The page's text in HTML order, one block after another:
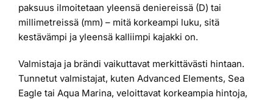
paksuus ilmoitetaan yleensä deniereissä (D) tai
millimetreissä (mm) – mitä korkeampi luku, sitä
kestävämpi ja yleensä kalliimpi kajakki on.
Valmistaja ja brändi vaikuttavat merkittävästi hintaan.
Tunnetut valmistajat, kuten Advanced Elements, Sea
Eagle tai Aqua Marina, veloittavat korkeampia hintoja,